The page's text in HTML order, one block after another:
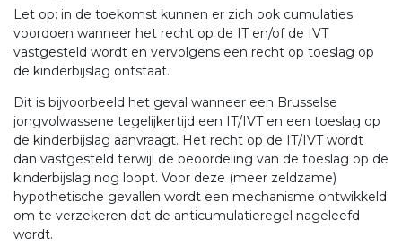
Let op: in de toekomst kunnen er zich ook cumulaties
voordoen wanneer het recht op de IT en/of de IVT
vastgesteld wordt en vervolgens een recht op toeslag op
de kinderbijslag ontstaat.
Dit is bijvoorbeeld het geval wanneer een Brusselse
jongvolwassene tegelijkertijd een IT/IVT en een toeslag op
de kinderbijslag aanvraagt. Het recht op de IT/IVT wordt
dan vastgesteld terwijl de beoordeling van de toeslag op de
kinderbijslag nog loopt. Voor deze (meer zeldzame)
hypothetische gevallen wordt een mechanisme ontwikkeld
om te verzekeren dat de anticumulatieregel nageleefd
wordt.